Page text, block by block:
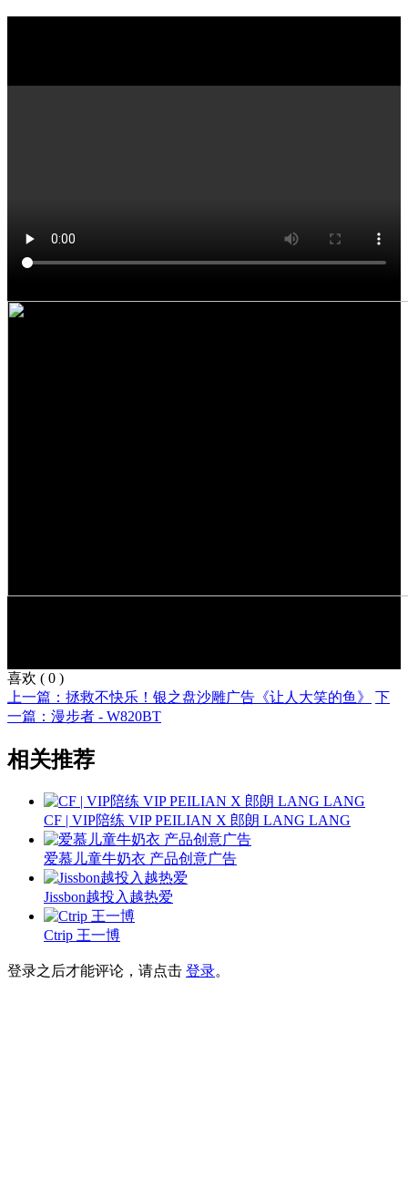
喜欢 ( 0 )
上一篇：拯救不快乐！银之盘沙雕广告《让人大笑的鱼》
下
一篇：漫步者 - W820BT
相关推荐
CF | VIP陪练 VIP PEILIAN X 郎朗 LANG LANG
爱慕儿童牛奶衣 产品创意广告
Jissbon越投入越热爱
Ctrip 王一博
登录之后才能评论，请点击 登录。